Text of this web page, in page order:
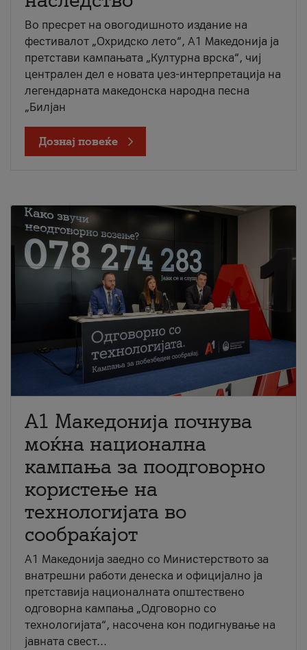
Во пресрет на овогодишното издание на
фестивалот „Охридско лето“, А1 Македонија ја
претстави кампањата „Културна врска“, чиј
централен дел е новата џез-интерпретација на
легендарната македонска народна песна
„Билјан
Дознај повеќе
A1 Македонија почнува
моќна национална
кампања за поодговорно
користење на
технологијата во
сообраќајот
A1 Македонија заедно со Министерството за
внатрешни работи денеска и официјално ја
претставија националната општествено
одговорна кампања „Одговорно со
технологијата“, насочена кон подигнување на
јавната свест...